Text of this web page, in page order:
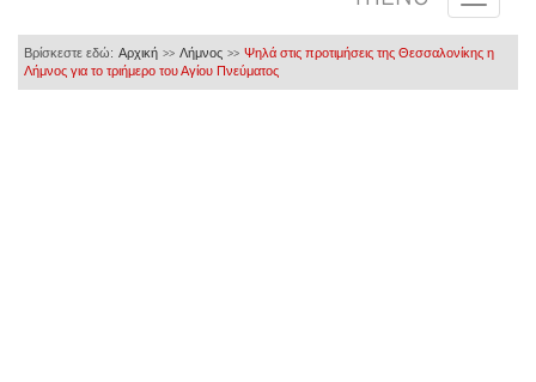
Βρίσκεστε εδώ: Αρχική >> Λήμνος >> Ψηλά στις προτιμήσεις της Θεσσαλονίκης η
Λήμνος για το τριήμερο του Αγίου Πνεύματος